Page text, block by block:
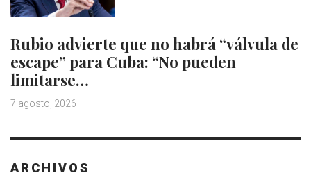
Rubio advierte que no habrá “válvula de
escape” para Cuba: “No pueden
limitarse…
7 agosto, 2026
ARCHIVOS